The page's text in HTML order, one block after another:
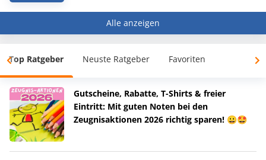
Alle anzeigen
Top Ratgeber Neuste Ratgeber Favoriten
Gutscheine, Rabatte, T-Shirts & freier
Eintritt: Mit guten Noten bei den
Zeugnisaktionen 2026 richtig sparen! 😀🤩